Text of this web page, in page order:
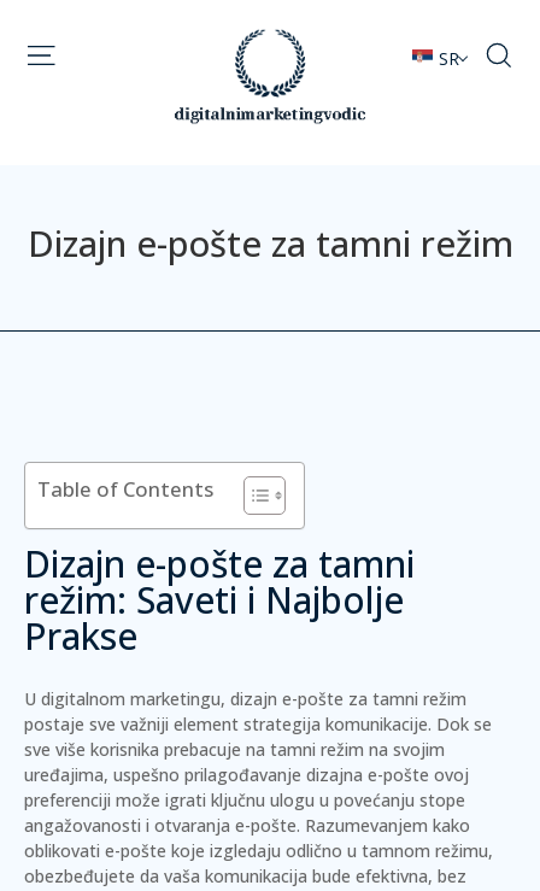
SR
Dizajn e-pošte za tamni režim
Table of Contents
Dizajn e-pošte za tamni
režim: Saveti i Najbolje
Prakse
U digitalnom marketingu, dizajn e-pošte za tamni režim
postaje sve važniji element strategija komunikacije. Dok se
sve više korisnika prebacuje na tamni režim na svojim
uređajima, uspešno prilagođavanje dizajna e-pošte ovoj
preferenciji može igrati ključnu ulogu u povećanju stope
angažovanosti i otvaranja e-pošte. Razumevanjem kako
oblikovati e-pošte koje izgledaju odlično u tamnom režimu,
obezbeđujete da vaša komunikacija bude efektivna, bez